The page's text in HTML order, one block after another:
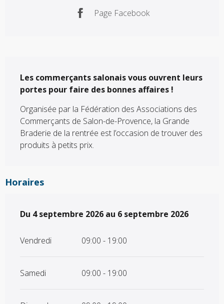
Page Facebook
Les commerçants salonais vous ouvrent leurs
portes pour faire des bonnes affaires !
Organisée par la Fédération des Associations des
Commerçants de Salon-de-Provence, la Grande
Braderie de la rentrée est l’occasion de trouver des
produits à petits prix.
Horaires
Du 4 septembre 2026 au 6 septembre 2026
Du 4 septembre 2026 au 6 septembre 2026
Vendredi 09:00 - 19:00
Samedi 09:00 - 19:00